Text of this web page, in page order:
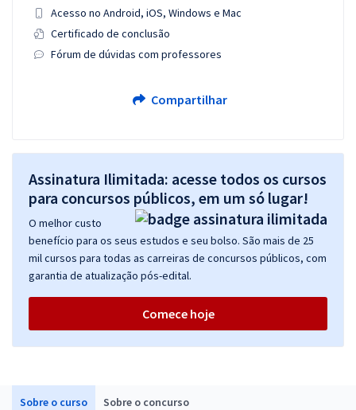
Sobre o curso Sobre o concurso
Acesso no Android, iOS, Windows e Mac
Certificado de conclusão
Fórum de dúvidas com professores
Compartilhar
Assinatura Ilimitada: acesse todos os cursos
para concursos públicos, em um só lugar!
O melhor custo
benefício para os seus estudos e seu bolso. São mais de 25
mil cursos para todas as carreiras de concursos públicos, com
garantia de atualização pós-edital.
Comece hoje